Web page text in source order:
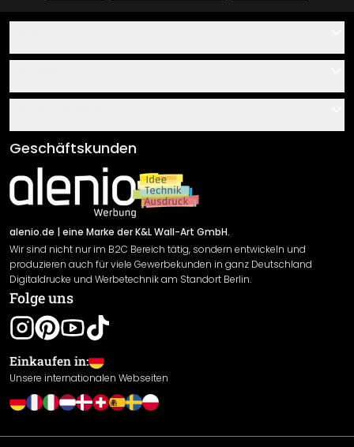
Über uns
Klebe- und Montageanleitungen
Newsletter An-/Abmeldung
Sendungsverfolgung
AGB
Impressum
Versand & Zahlung
Rücksendung
Widerrufsrecht
Datenschutzerklärung
Gewährleistung
Leistungserklärung / CE-Zeichen
Cookie Einstellungen
Geschäftskunden
alenio.de | eine Marke der K&L Wall-Art GmbH.
Wir sind nicht nur im B2C Bereich tätig, sondern entwickeln und
produzieren auch für viele Gewerbekunden in ganz Deutschland
Digitaldrucke und Werbetechnik am Standort Berlin.
Folge uns
Einkaufen in:
Unsere internationalen Webseiten